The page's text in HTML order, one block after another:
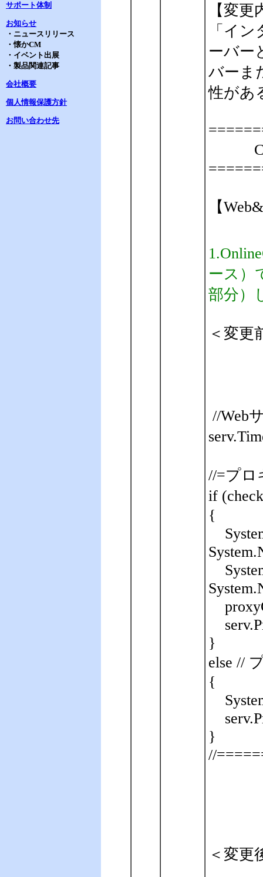
サポート体制
お知らせ
・ニュースリリース
・懐かCM
・イベント出展
・製品関連記事
会社概要
個人情報保護方針
お問い合わせ先
【変更
「イ
ーバー
バーま
性があ
C#
【
ース）
部分）
＜変更
//Web
//=プロ
if
{
}
else //
{
}
//
＜変更